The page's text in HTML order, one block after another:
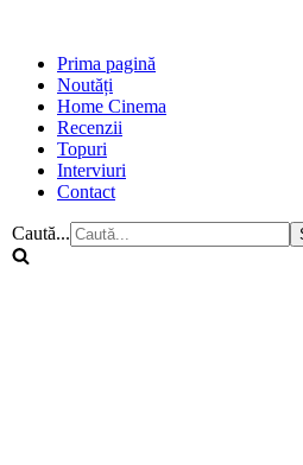
Prima pagină
Noutăți
Home Cinema
Recenzii
Topuri
Interviuri
Contact
Caută...